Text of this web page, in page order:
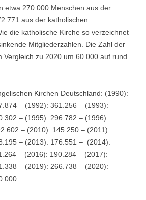
etwa 270.000 Menschen aus der
aus der katholischen
die katholische Kirche so verzeichnet
Mitgliederzahlen. Die Zahl der
Vergleich zu 2020 um 60.000 auf rund
Kirchen Deutschland: (1990):
– (1992): 361.256 – (1993):
– (1995): 296.782 – (1996):
– (2010): 145.250 – (2011):
– (2013): 176.551 – (2014):
– (2016): 190.284 – (2017):
– (2019): 266.738 – (2020):